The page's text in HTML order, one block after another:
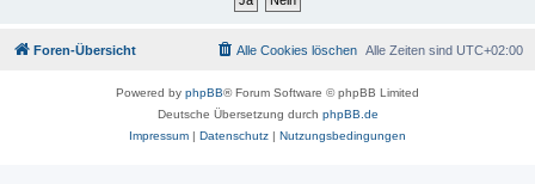
Foren-Übersicht Alle Zeiten sind UTC+02:00
Alle Cookies löschen
Powered by phpBB® Forum Software © phpBB Limited
Deutsche Übersetzung durch phpBB.de
Impressum | Datenschutz | Nutzungsbedingungen